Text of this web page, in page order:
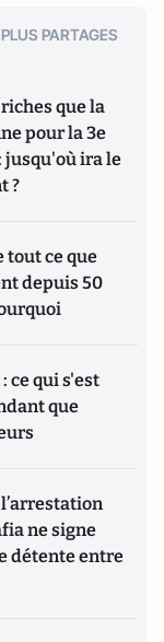
PLUS PARTAGES
que la
pour la 3e
jusqu'où ira le
?
tout ce que
depuis 50
ce qui s'est
que
ne signe
détente entre